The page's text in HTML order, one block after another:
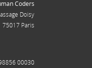
Coders
Doisy
75017 Paris
00030